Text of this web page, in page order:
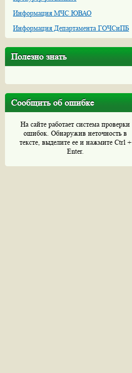
Информация МЧС ЮВАО
Информация Департамента ГОЧСиПБ
Полезно знать
Сообщить об ошибке
На сайте работает система проверки
ошибок. Обнаружив неточность в
тексте, выделите ее и нажмите Ctrl +
Enter.